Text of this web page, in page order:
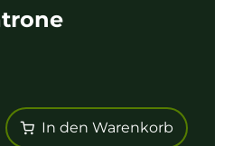
In den Warenkorb